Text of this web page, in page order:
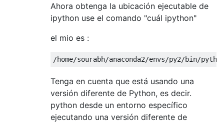
Ahora obtenga la ubicación ejecutable de
ipython use el comando "cuál ipython"
el mio es :
/home/sourabh/anaconda2/envs/py2/bin/
Tenga en cuenta que está usando una
versión diferente de Python, es decir.
python desde un entorno específico
ejecutando una versión diferente de